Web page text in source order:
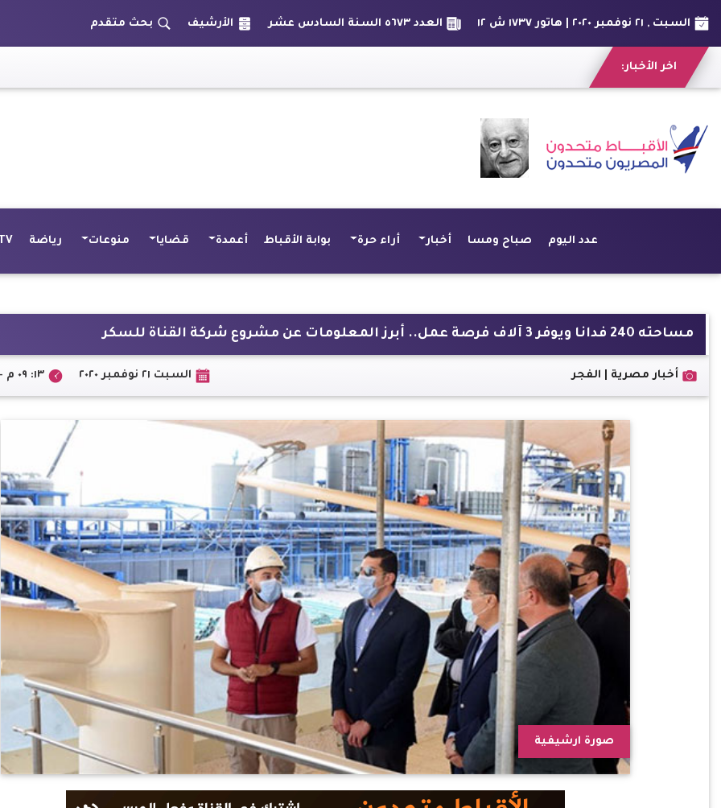
السبت , ٢١ نوفمبر ٢٠٢٠ | هاتور ١٧٣٧ ش ١٢ العدد ٥٦٧٣ السنة السادس عشر الأرشيف بحث متقدم
اخر الأخبار:
عدد اليوم صباح ومسا أخبار أراء حرة بوابة الأقباط أعمدة قضايا منوعات رياضة
مساحته 240 فدانا ويوفر 3 آلاف فرصة عمل.. أبرز المعلومات عن مشروع شركة القناة للسكر
أخبار مصرية | الفجر السبت ٢١ نوفمبر ٢٠٢٠ ١٣: ٠٩ م +02:00 CEST
صورة ارشيفية